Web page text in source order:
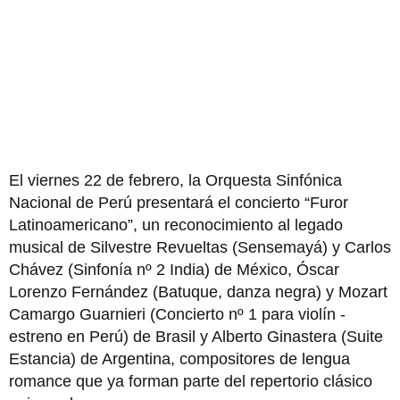
El viernes 22 de febrero, la Orquesta Sinfónica
Nacional de Perú presentará el concierto “Furor
Latinoamericano”, un reconocimiento al legado
musical de Silvestre Revueltas (Sensemayá) y Carlos
Chávez (Sinfonía nº 2 India) de México, Óscar
Lorenzo Fernández (Batuque, danza negra) y Mozart
Camargo Guarnieri (Concierto nº 1 para violín -
estreno en Perú) de Brasil y Alberto Ginastera (Suite
Estancia) de Argentina, compositores de lengua
romance que ya forman parte del repertorio clásico